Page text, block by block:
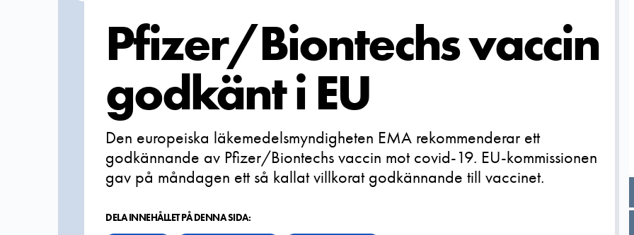
Pfizer/Biontechs vaccin
godkänt i EU
Den europeiska läkemedelsmyndigheten EMA rekommenderar ett
godkännande av Pfizer/Biontechs vaccin mot covid-19. EU-kommissionen
gav på måndagen ett så kallat villkorat godkännande till vaccinet.
DELA INNEHÅLLET PÅ DENNA SIDA: